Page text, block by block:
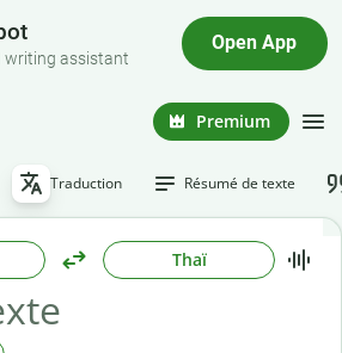
writing assistant
Open App
Premium
Traduction Résumé de texte
Thaï